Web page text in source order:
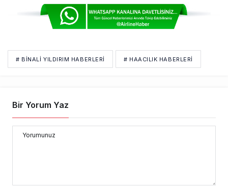
# BINALI YILDIRIM HABERLERI # HAACILIK HABERLERI
Bir Yorum Yaz
Yorumunuz